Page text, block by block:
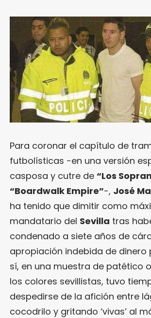
Para coronar el capítulo de
futbolísticas -en una versión
casposa y cutre de “Los
“Boardwalk Empire”-, José
ha tenido que dimitir como
mandatario del Sevilla tras
condenado a siete años de
apropiación indebida de dinero
sí, en una muestra de patético
los colores sevillistas, tuvo
despedirse de la afición entre
cocodrilo y gritando ‘vivas’ al